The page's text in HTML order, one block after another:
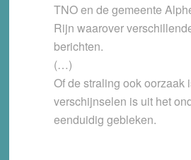
TNO en de gemeente
Rijn waarover
berichten.
(…)
Of de straling ook oorzaak
verschijnselen is uit het
eenduidig gebleken.